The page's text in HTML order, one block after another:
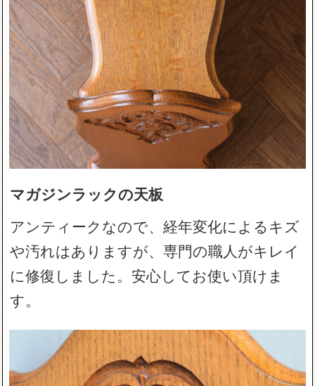
マガジンラックの天板
アンティークなので、経年変化によるキズ
や汚れはありますが、専門の職人がキレイ
に修復しました。安心してお使い頂けま
す。